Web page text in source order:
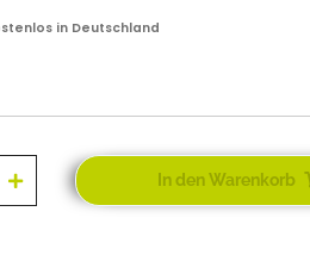
in Deutschland
In den Warenkorb